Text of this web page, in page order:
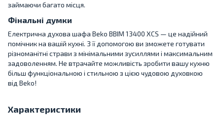
займаючи багато місця.
Фінальні думки
Електрична духова шафа Beko BBIM 13400 XCS — це надійний
помічник на вашій кухні. З її допомогою ви зможете готувати
різноманітні страви з мінімальними зусиллями і максимальним
задоволенням. Не втрачайте можливість зробити вашу кухню
більш функціональною і стильною з цією чудовою духовкою
від Beko!
Характеристики